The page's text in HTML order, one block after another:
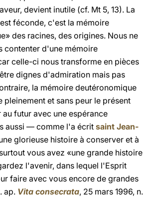
devient inutile (cf. Mt 5, 13). La
féconde, c'est la mémoire
des racines, des origines. Nous ne
contenter d'une mémoire
celle-ci nous transforme en pièces
dignes d'admiration mais pas
la mémoire deutéronomique
pleinement et sans peur le présent
futur avec une espérance
aussi — comme l'a écritsaint Jean-
glorieuse histoire à conserver et à
vous avez «une grande histoire
l'avenir, dans lequel l'Esprit
faire avec vous encore de grandes
ap. Vita consecrata, 25 mars 1996, n.